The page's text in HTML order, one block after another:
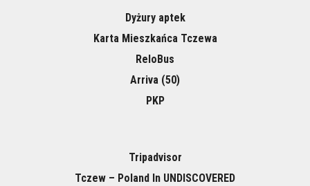
Dyżury aptek
Karta Mieszkańca Tczewa
ReloBus
Arriva (50)
PKP
Tripadvisor
Tczew – Poland In UNDISCOVERED